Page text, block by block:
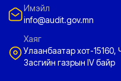
Имэйл
info@audit.gov.mn
Хаяг
Улаанбаатар хот-15160,
Засгийн газрын IV байр